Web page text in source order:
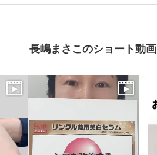
長嶋まさこのショート動画